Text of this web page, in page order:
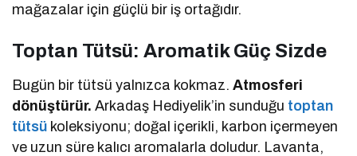
mağazalar için güçlü bir iş ortağıdır.
Toptan Tütsü: Aromatik Güç Sizde
Bugün bir tütsü yalnızca kokmaz.Atmosferi
dönüştürür. Arkadaş Hediyelik’in sunduğu toptan
tütsü koleksiyonu; doğal içerikli, karbon içermeyen
ve uzun süre kalıcı aromalarla doludur. Lavanta,